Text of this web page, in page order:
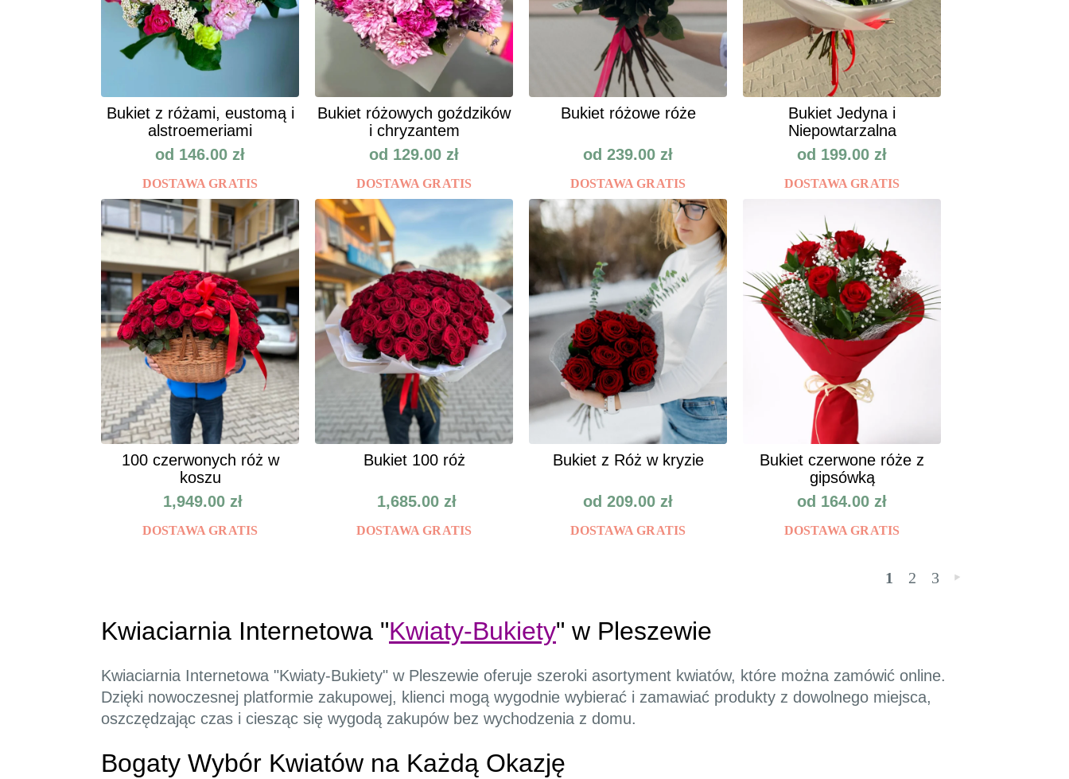
Bukiet z różami, eustomą i
alstroemeriami
od 146.00 zł
DOSTAWA GRATIS
Bukiet różowych goździków
i chryzantem
od 129.00 zł
DOSTAWA GRATIS
Bukiet różowe róże
od 239.00 zł
DOSTAWA GRATIS
Bukiet Jedyna i
Niepowtarzalna
od 199.00 zł
DOSTAWA GRATIS
100 czerwonych róż w
koszu
1,949.00 zł
DOSTAWA GRATIS
Bukiet 100 róż
1,685.00 zł
DOSTAWA GRATIS
Bukiet z Róż w kryzie
od 209.00 zł
DOSTAWA GRATIS
Bukiet czerwone róże z
gipsówką
od 164.00 zł
DOSTAWA GRATIS
1 2 3 »
Kwiaciarnia Internetowa "Kwiaty-Bukiety" w Pleszewie
Kwiaciarnia Internetowa "Kwiaty-Bukiety" w Pleszewie oferuje szeroki asortyment kwiatów, które można zamówić online.
Dzięki nowoczesnej platformie zakupowej, klienci mogą wygodnie wybierać i zamawiać produkty z dowolnego miejsca,
oszczędzając czas i ciesząc się wygodą zakupów bez wychodzenia z domu.
Bogaty Wybór Kwiatów na Każdą Okazję